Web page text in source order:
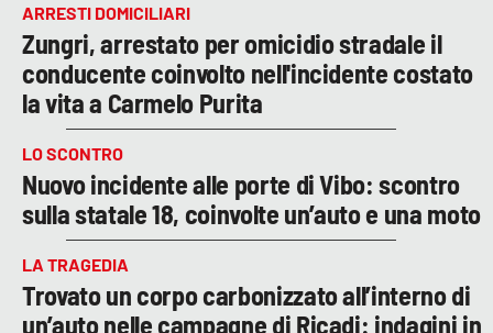
ARRESTI DOMICILIARI
Zungri, arrestato per omicidio stradale il
conducente coinvolto nell'incidente costato
la vita a Carmelo Purita
LO SCONTRO
Nuovo incidente alle porte di Vibo: scontro
sulla statale 18, coinvolte un’auto e una moto
LA TRAGEDIA
Trovato un corpo carbonizzato all’interno di
un’auto nelle campagne di Ricadi: indagini in